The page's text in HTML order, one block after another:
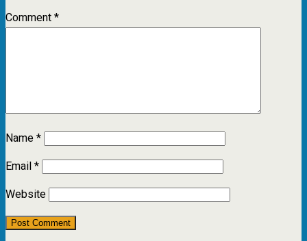
Comment*
Name*
Email*
Website